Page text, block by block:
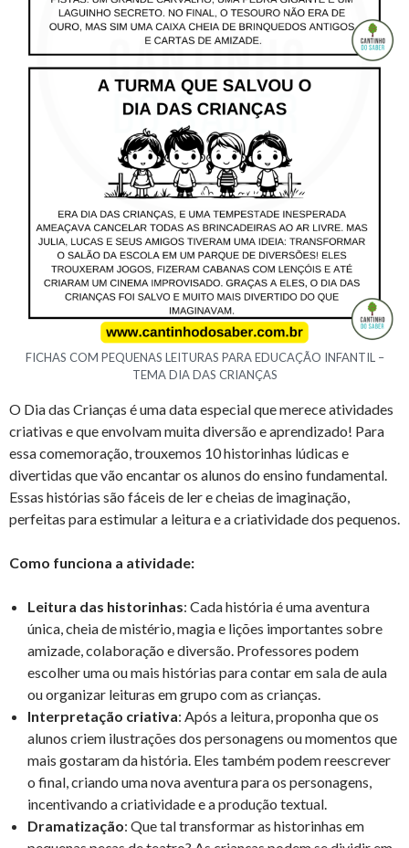
FICHAS COM PEQUENAS LEITURAS PARA EDUCAÇÃO INFANTIL –
TEMA DIA DAS CRIANÇAS
O Dia das Crianças é uma data especial que merece atividades
criativas e que envolvam muita diversão e aprendizado! Para
essa comemoração, trouxemos 10 historinhas lúdicas e
divertidas que vão encantar os alunos do ensino fundamental.
Essas histórias são fáceis de ler e cheias de imaginação,
perfeitas para estimular a leitura e a criatividade dos pequenos.
Como funciona a atividade:
Leitura das historinhas: Cada história é uma aventura
única, cheia de mistério, magia e lições importantes sobre
amizade, colaboração e diversão. Professores podem
escolher uma ou mais histórias para contar em sala de aula
ou organizar leituras em grupo com as crianças.
Interpretação criativa: Após a leitura, proponha que os
alunos criem ilustrações dos personagens ou momentos que
mais gostaram da história. Eles também podem reescrever
o final, criando uma nova aventura para os personagens,
incentivando a criatividade e a produção textual.
Dramatização: Que tal transformar as historinhas em